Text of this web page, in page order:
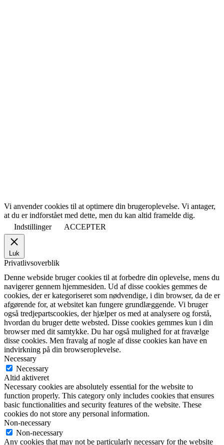
Vi anvender cookies til at optimere din brugeroplevelse. Vi antager,
at du er indforstået med dette, men du kan altid framelde dig.
Indstillinger
ACCEPTER
Luk
Privatlivsoverblik
Denne webside bruger cookies til at forbedre din oplevelse, mens du
navigerer gennem hjemmesiden. Ud af disse cookies gemmes de
cookies, der er kategoriseret som nødvendige, i din browser, da de er
afgørende for, at websitet kan fungere grundlæggende. Vi bruger
også tredjepartscookies, der hjælper os med at analysere og forstå,
hvordan du bruger dette websted. Disse cookies gemmes kun i din
browser med dit samtykke. Du har også mulighed for at fravælge
disse cookies. Men fravalg af nogle af disse cookies kan have en
indvirkning på din browseroplevelse.
Necessary
Necessary
Altid aktiveret
Necessary cookies are absolutely essential for the website to
function properly. This category only includes cookies that ensures
basic functionalities and security features of the website. These
cookies do not store any personal information.
Non-necessary
Non-necessary
Any cookies that may not be particularly necessary for the website